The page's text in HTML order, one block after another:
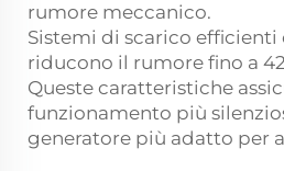
rumore meccanico.
Sistemi di scarico
riducono il rumore fino a
Queste caratteristiche
funzionamento più
generatore più adatto per